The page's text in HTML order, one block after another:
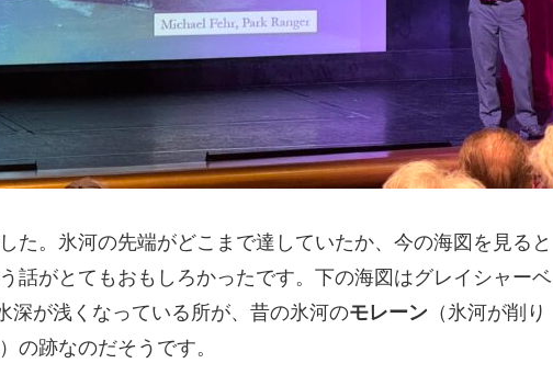
た。氷河の先端がどこまで達していたか、今の海図を見ると
話がとてもおもしろかったです。下の海図はグレイシャーベ
深が浅くなっている所が、昔の氷河のモレーン （氷河が削り
の跡なのだそうです。